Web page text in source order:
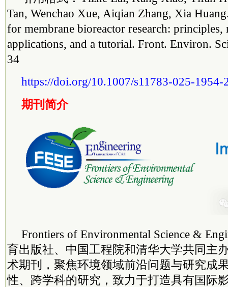
Tan, Wenchao Xue, Aiqian Zhang, Xia
for membrane bioreactor research: principles,
applications, and a tutorial. Front. Environ.
34
https://doi.org/10.1007/s11783-025-1954-
期刊简介
Frontiers of Environmental Science &
育出版社、中国工程院和清华大学共同主
术期刊，聚焦环境领域前沿问题与研究成
性、跨学科的研究，致力于打造具有国际